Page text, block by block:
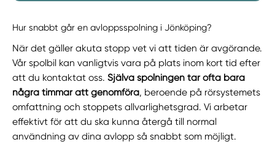
Hur snabbt går en avloppsspolning i Jönköping?
När det gäller akuta stopp vet vi att tiden är avgörande.
Vår spolbil kan vanligtvis vara på plats inom kort tid efter
att du kontaktat oss.Själva spolningen tar ofta bara
några timmar att genomföra, beroende på rörsystemets
omfattning och stoppets allvarlighetsgrad. Vi arbetar
effektivt för att du ska kunna återgå till normal
användning av dina avlopp så snabbt som möjligt.